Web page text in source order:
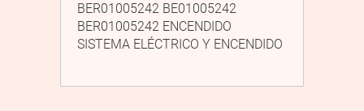
BER01005242 BE01005242
BER01005242 ENCENDIDO
SISTEMA ELÉCTRICO Y ENCENDIDO